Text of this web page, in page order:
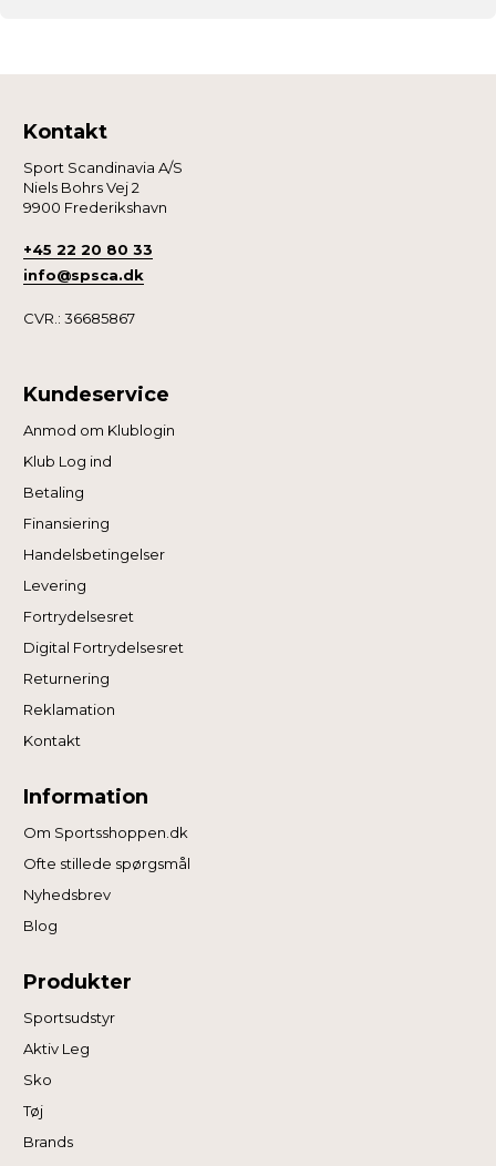
Kontakt
Sport Scandinavia A/S
Niels Bohrs Vej 2
9900 Frederikshavn
+45 22 20 80 33
info@spsca.dk
CVR.: 36685867
Kundeservice
Anmod om Klublogin
Klub Log ind
Betaling
Finansiering
Handelsbetingelser
Levering
Fortrydelsesret
Digital Fortrydelsesret
Returnering
Reklamation
Kontakt
Information
Om Sportsshoppen.dk
Ofte stillede spørgsmål
Nyhedsbrev
Blog
Produkter
Sportsudstyr
Aktiv Leg
Sko
Tøj
Brands